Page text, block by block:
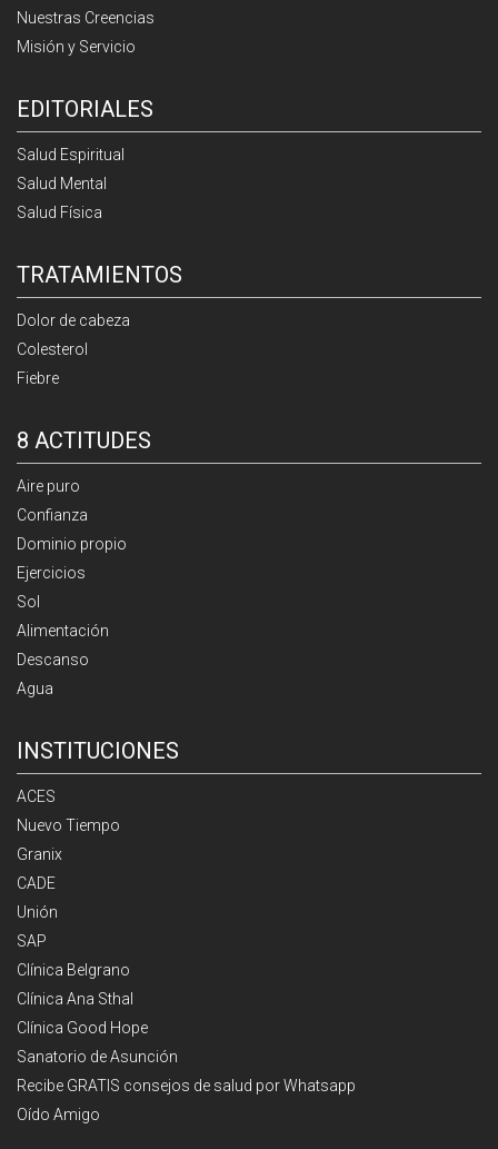
Nuestras Creencias
Misión y Servicio
EDITORIALES
Salud Espiritual
Salud Mental
Salud Física
TRATAMIENTOS
Dolor de cabeza
Colesterol
Fiebre
8 ACTITUDES
Aire puro
Confianza
Dominio propio
Ejercicios
Sol
Alimentación
Descanso
Agua
INSTITUCIONES
ACES
Nuevo Tiempo
Granix
CADE
Unión
SAP
Clínica Belgrano
Clínica Ana Sthal
Clínica Good Hope
Sanatorio de Asunción
Recibe GRATIS consejos de salud por Whatsapp
Oído Amigo